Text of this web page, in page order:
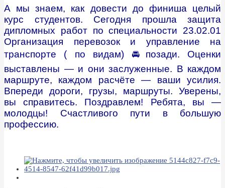
А мы знаем, как довести до финиша целый
курс студентов. Сегодня прошла защита
дипломных работ по специальности 23.02.01
Организация перевозок и управление на
транспорте ( по видам) 🚘позади. Оценки
выставлены — и они заслуженные. В каждом
маршруте, каждом расчёте — ваши усилия.
Впереди дороги, грузы, маршруты. Уверены,
вы справитесь. Поздравлем! Ребята, вы —
молодцы! Счастливого пути в большую
профессию.